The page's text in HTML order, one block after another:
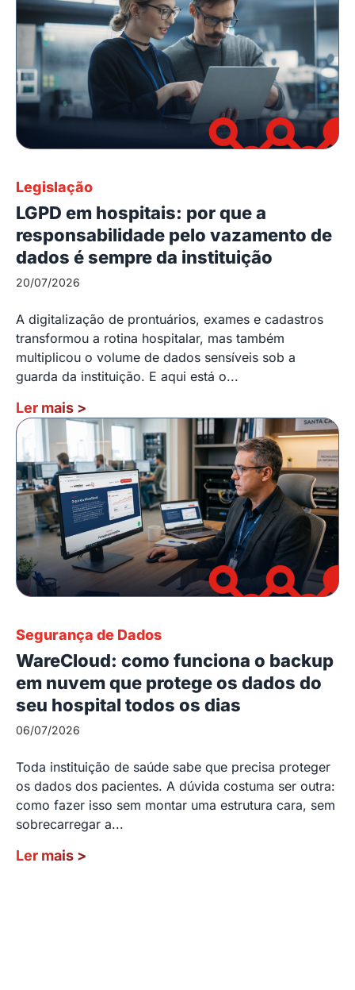
Legislação
LGPD em hospitais: por que a
responsabilidade pelo vazamento de
dados é sempre da instituição
20/07/2026
A digitalização de prontuários, exames e cadastros
transformou a rotina hospitalar, mas também
multiplicou o volume de dados sensíveis sob a
guarda da instituição. E aqui está o...
Ler mais >
Segurança de Dados
WareCloud: como funciona o backup
em nuvem que protege os dados do
seu hospital todos os dias
06/07/2026
Toda instituição de saúde sabe que precisa proteger
os dados dos pacientes. A dúvida costuma ser outra:
como fazer isso sem montar uma estrutura cara, sem
sobrecarregar a...
Ler mais >